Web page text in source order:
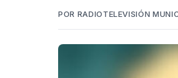
POR RADIOTELEVISIÓN